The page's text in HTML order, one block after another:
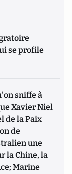
se profile
sniffe à
Xavier Niel
de la Paix
de
une
la Chine, la
Marine